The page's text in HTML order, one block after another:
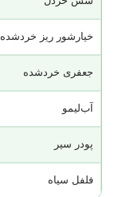
خیارشور ریز خردشده
جعفری خردشده
آب‌لیمو
پودر سیر
فلفل سیاه